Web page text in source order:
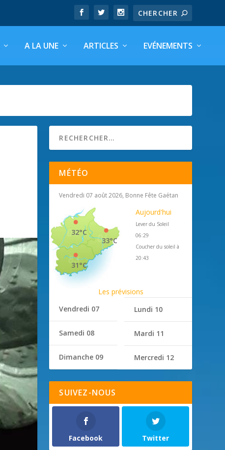
A LA UNE ARTICLES EVÉNEMENTS
MÉTÉO
Vendredi 07 août 2026, Bonne Fête Gaétan
33°C
32°C
31°C
Aujourd'hui
Lever du Soleil
06:29
Coucher du soleil à
20:43
Les prévisions
Vendredi 07
Samedi 08
Dimanche 09
Lundi 10
Mardi 11
Mercredi 12
SUIVEZ-NOUS
Facebook Twitter